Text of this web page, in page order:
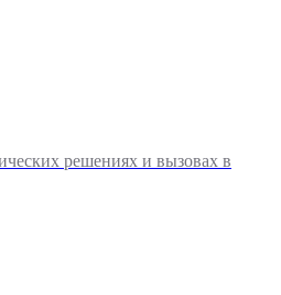
решениях и вызовах в